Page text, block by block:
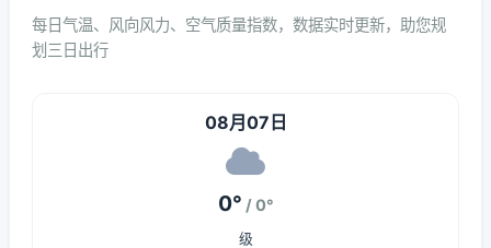
每日气温、风向风力、空气质量指数，数据实时更新，助您规
划三日出行
08月07日
0° / 0°
级